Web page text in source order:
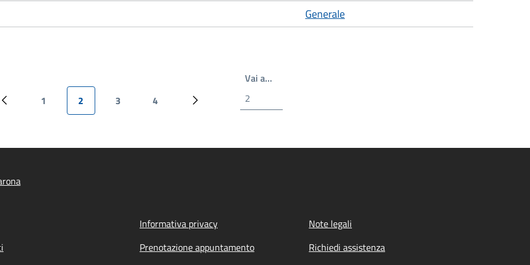
Generale
Pagina precedente
Pagina
1
Pagina attuale
2
Pagina
3
Pagina
4
Pagina successiva
Vai a…Scrivi il numero della pagina a cui andare
Informativa privacy
Note legali
Prenotazione appuntamento
Richiedi assistenza